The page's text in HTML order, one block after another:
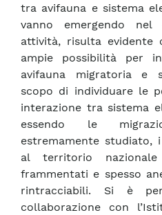
tra avifauna e sistema
vanno emergendo
attività, risulta evidente
ampie possibilità per
avifauna migratoria e
scopo di individuare le
interazione tra sistema
essendo le
estremamente
al territorio nazionale
frammentati e spesso
rintracciabili. Si è
collaborazione con